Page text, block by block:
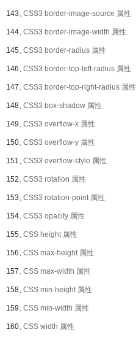
143、CSS3 border-image-source 属性
144、CSS3 border-image-width 属性
145、CSS3 border-radius 属性
146、CSS3 border-top-left-radius 属性
147、CSS3 border-top-right-radius 属性
148、CSS3 box-shadow 属性
149、CSS3 overflow-x 属性
150、CSS3 overflow-y 属性
151、CSS3 overflow-style 属性
152、CSS3 rotation 属性
153、CSS3 rotation-point 属性
154、CSS3 opacity 属性
155、CSS height 属性
156、CSS max-height 属性
157、CSS max-width 属性
158、CSS min-height 属性
159、CSS min-width 属性
160、CSS width 属性